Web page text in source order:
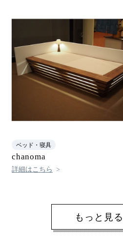
ベッド・寝具
chanoma
詳細はこちら
もっと見る